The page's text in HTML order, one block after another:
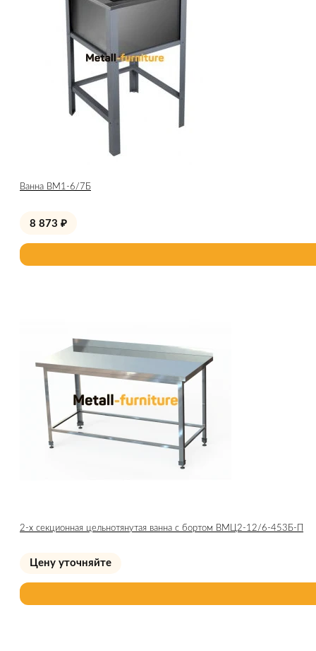
Ванна ВМ1-6/7Б
8 873 ₽
2-х секционная цельнотянутая ванна с бортом ВМЦ2-12/6-453Б-П
Цену уточняйте